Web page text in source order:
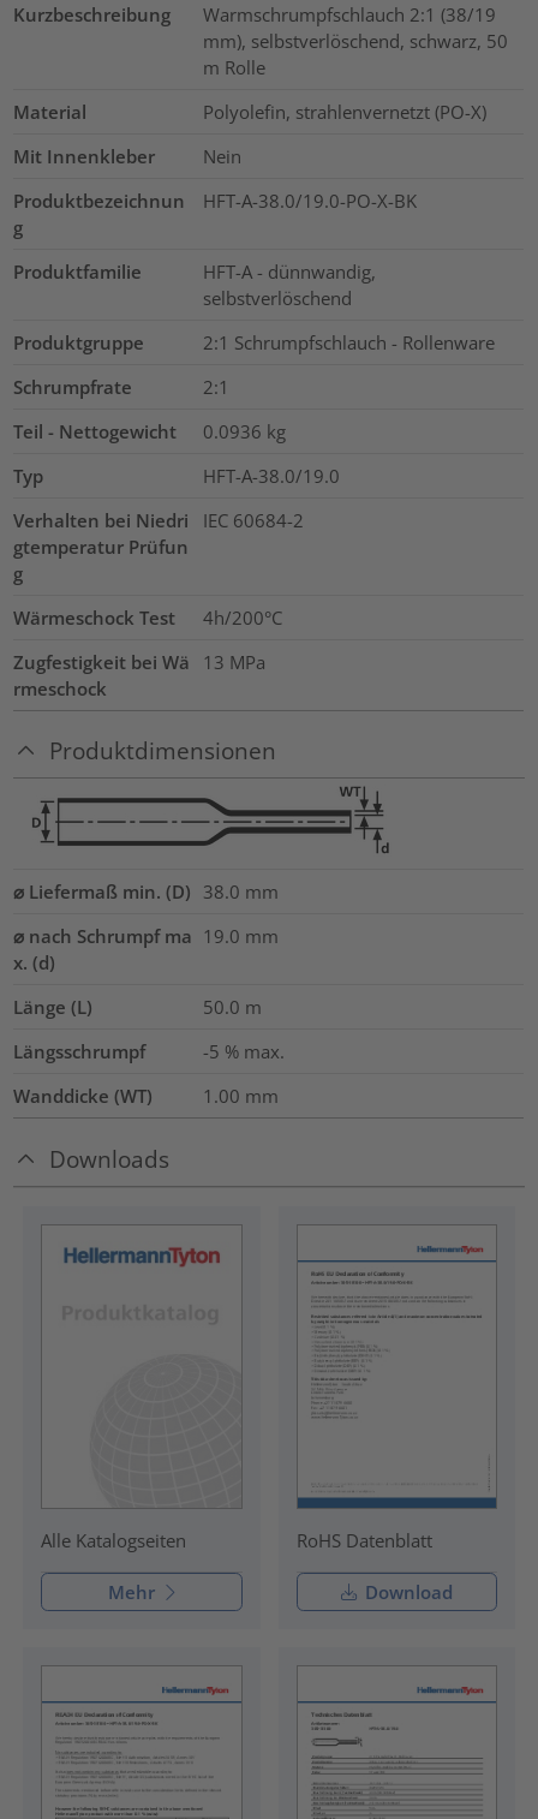
Kurzbeschreibung
Warmschrumpfschlauch 2:1 (38/19
mm), selbstverlöschend, schwarz, 50
m Rolle
Material
Polyolefin, strahlenvernetzt (PO-X)
Mit Innenkleber
Nein
Produktbezeichnun
g
HFT-A-38.0/19.0-PO-X-BK
Produktfamilie
HFT-A - dünnwandig,
selbstverlöschend
Produktgruppe
2:1 Schrumpfschlauch - Rollenware
Schrumpfrate
2:1
Teil - Nettogewicht
0.0936 kg
Typ
HFT-A-38.0/19.0
Verhalten bei Niedri
gtemperatur Prüfun
g
IEC 60684-2
Wärmeschock Test
4h/200°C
Zugfestigkeit bei Wä
rmeschock
13 MPa
Produktdimensionen
⌀ Liefermaß min. (D) 38.0 mm
⌀ nach Schrumpf ma
x. (d)
19.0 mm
Länge (L) 50.0 m
Längsschrumpf
-5 % max.
Wanddicke (WT)
1.00 mm
Downloads
Alle Katalogseiten
Mehr
RoHS Datenblatt
Download